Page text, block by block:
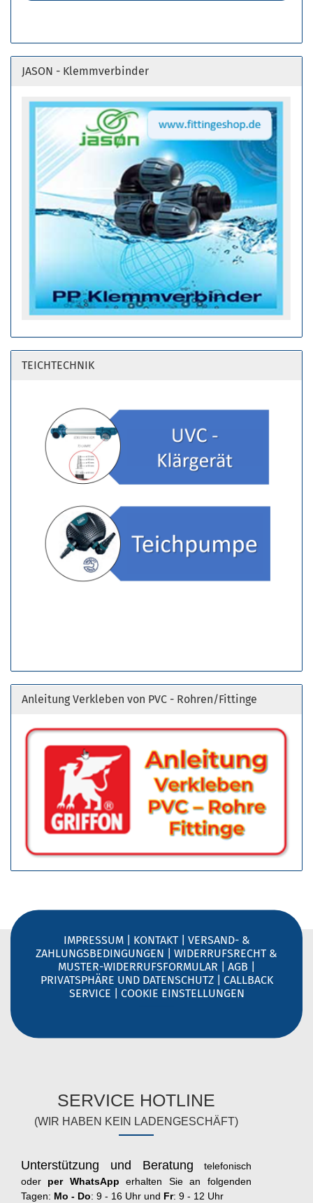
JASON - Klemmverbinder
TEICHTECHNIK
Anleitung Verkleben von PVC - Rohren/Fittinge
IMPRESSUM| KONTAKT| VERSAND- &
ZAHLUNGSBEDINGUNGEN
WIDERRUFSRECHT &
MUSTER-WIDERRUFSFORMULAR
AGB
PRIVATSPHÄRE UND DATENSCHUTZ| CALLBACK
SERVICE
COOKIE EINSTELLUNGEN
SERVICE HOTLINE
(WIR HABEN KEIN LADENGESCHÄFT)
Unterstützung und Beratung telefonisch
oder per WhatsApp erhalten Sie an folgenden
Tagen: Mo - Do: 9 - 16 Uhr und Fr: 9 - 12 Uhr